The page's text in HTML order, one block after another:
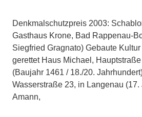
Denkmalschutzpreis 2003:
Gasthaus Krone, Bad Rappenau-
Siegfried Gragnato) Gebaute
gerettet Haus Michael,
(Baujahr 1461 / 18./20.
Wasserstraße 23, in Langenau
Amann,